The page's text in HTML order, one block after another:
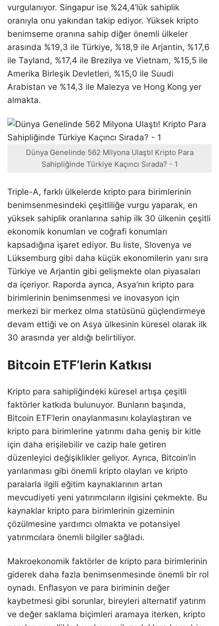
vurgulanıyor. Singapur ise %24,4’lük sahiplik
oranıyla onu yakından takip ediyor. Yüksek kripto
benimseme oranına sahip diğer önemli ülkeler
arasında %19,3 ile Türkiye, %18,9 ile Arjantin, %17,6
ile Tayland, %17,4 ile Brezilya ve Vietnam, %15,5 ile
Amerika Birleşik Devletleri, %15,0 ile Suudi
Arabistan ve %14,3 ile Malezya ve Hong Kong yer
almakta.
Dünya Genelinde 562 Milyona Ulaştı! Kripto Para
Sahipliğinde Türkiye Kaçıncı Sırada? - 1
Triple-A, farklı ülkelerde kripto para birimlerinin
benimsenmesindeki çeşitliliğe vurgu yaparak, en
yüksek sahiplik oranlarına sahip ilk 30 ülkenin çeşitli
ekonomik konumları ve coğrafi konumları
kapsadığına işaret ediyor. Bu liste, Slovenya ve
Lüksemburg gibi daha küçük ekonomilerin yanı sıra
Türkiye ve Arjantin gibi gelişmekte olan piyasaları
da içeriyor. Raporda ayrıca, Asya’nın kripto para
birimlerinin benimsenmesi ve inovasyon için
merkezi bir merkez olma statüsünü güçlendirmeye
devam ettiği ve on Asya ülkesinin küresel olarak ilk
30 arasında yer aldığı belirtiliyor.
Bitcoin ETF’lerin Katkısı
Kripto para sahipliğindeki küresel artışa çeşitli
faktörler katkıda bulunuyor. Bunların başında,
Bitcoin ETF’lerin onaylanmasını kolaylaştıran ve
kripto para birimlerine yatırımı daha geniş bir kitle
için daha erişilebilir ve cazip hale getiren
düzenleyici değişiklikler geliyor. Ayrıca, Bitcoin’in
yarılanması gibi önemli kripto olayları ve kripto
paralarla ilgili eğitim kaynaklarının artan
mevcudiyeti yeni yatırımcıların ilgisini çekmekte. Bu
kaynaklar kripto para birimlerinin gizeminin
çözülmesine yardımcı olmakta ve potansiyel
yatırımcılara önemli bilgiler sağladı.
Makroekonomik faktörler de kripto para birimlerinin
giderek daha fazla benimsenmesinde önemli bir rol
oynadı. Enflasyon ve para biriminin değer
kaybetmesi gibi sorunlar, bireyleri alternatif yatırım
ve değer saklama biçimleri aramaya iterken, kripto